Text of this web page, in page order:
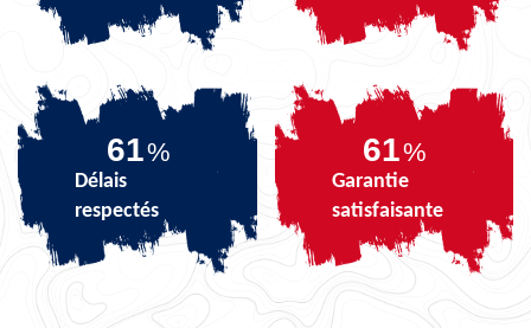
74%
Délais
respectés
74%
Garantie
satisfaisante